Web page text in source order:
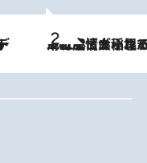
2026.8.5
下町風情あふれる台北屈指の人気エリア・大稲埕でセンスのいい台湾土産《ヴ